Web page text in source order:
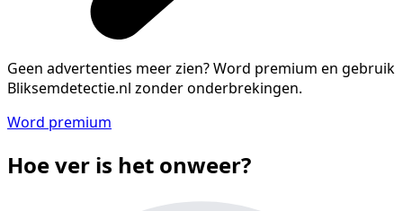
Geen advertenties meer zien?Word premium en gebruik
Bliksemdetectie.nl zonder onderbrekingen.
Word premium
Hoe ver is het onweer?